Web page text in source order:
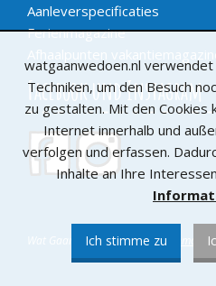
Aanleverspecificaties
Ferienmagazine
Afhaalpunten
Facebook und Instagram
Wat Gaan We Doen / De
watgaanwedoen.nl
Techniken, um den Besuch
zu gestalten. Mit den Cookies
Internet innerhalb und
verfolgen und erfassen.
Inhalte an Ihre
Ich stimme zu